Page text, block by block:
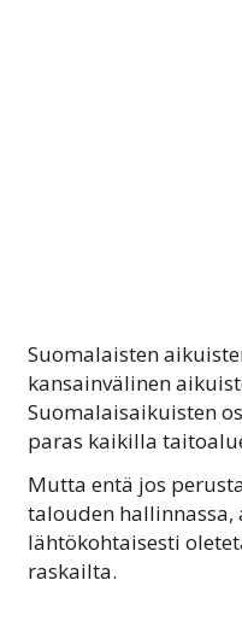
Suomalaisten
kansainvälinen
Suomalaisaikuisten
paras kaikilla
Mutta entä jos
talouden hallinnassa,
lähtökohtaisesti
raskailta.